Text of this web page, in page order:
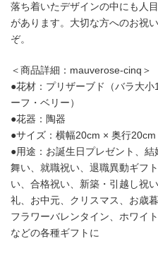
14,300
円
落ち着いたデザインの中にも人
があります。大切な方へのお祝
ぞ。
＜商品詳細：mauverose-cinq＞
●花材：プリザーブド（バラ大
ーフ・ベリー）
●花器：陶器
●サイズ：横幅20cm × 奥行
●用途：お誕生日プレゼント、
舞い、就職祝い、退職異動ギフ
い、合格祝い、新築・引越し祝
礼、お中元、クリスマス、お歳
フラワーバレンタイン、ホワイ
などの各種ギフトに